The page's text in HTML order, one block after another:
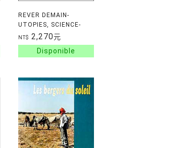
REVER DEMAIN-
UTOPIES, SCIENCE-
FICTION, CITES
IDEALES
NT$ 2,270元